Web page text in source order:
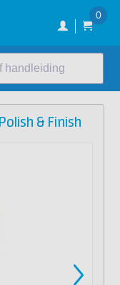
0
handleiding
& Finish